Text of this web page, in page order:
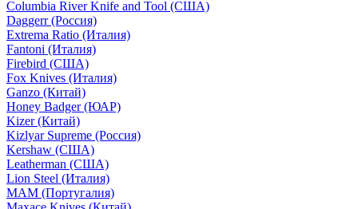
Columbia River Knife and Tool (США)
Daggerr (Россия)
Extrema Ratio (Италия)
Fantoni (Италия)
Firebird (США)
Fox Knives (Италия)
Ganzo (Китай)
Honey Badger (ЮАР)
Kizer (Китай)
Kizlyar Supreme (Россия)
Kershaw (США)
Leatherman (США)
Lion Steel (Италия)
MAM (Португалия)